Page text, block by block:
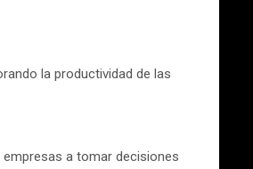
la productividad de las
a tomar decisiones